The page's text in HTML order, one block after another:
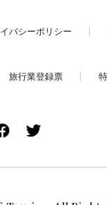
バシーポリシー
旅行業登録票